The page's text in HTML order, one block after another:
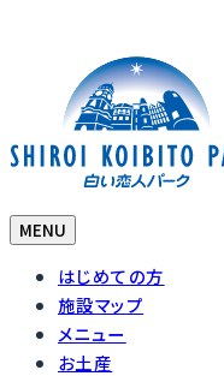
MENU
はじめての方
施設マップ
メニュー
お土産